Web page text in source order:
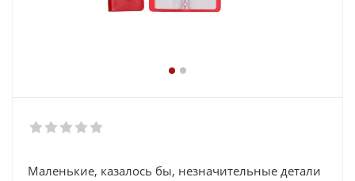
Маленькие, казалось бы, незначительные детали